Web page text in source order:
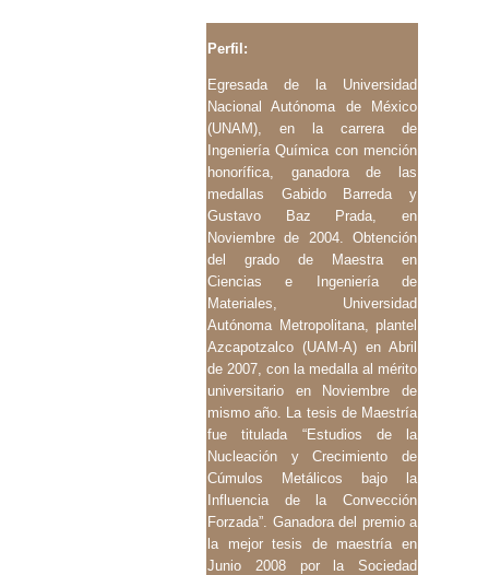
Perfil:
Egresada de la Universidad
Nacional Autónoma de México
(UNAM), en la carrera de
Ingeniería Química con mención
honorífica, ganadora de las
medallas Gabido Barreda y
Gustavo Baz Prada, en
Noviembre de 2004. Obtención
del grado de Maestra en
Ciencias e Ingeniería de
Materiales, Universidad
Autónoma Metropolitana, plantel
Azcapotzalco (UAM-A) en Abril
de 2007, con la medalla al mérito
universitario en Noviembre de
mismo año. La tesis de Maestría
fue titulada “Estudios de la
Nucleación y Crecimiento de
Cúmulos Metálicos bajo la
Influencia de la Convección
Forzada”. Ganadora del premio a
la mejor tesis de maestría en
Junio 2008 por la Sociedad